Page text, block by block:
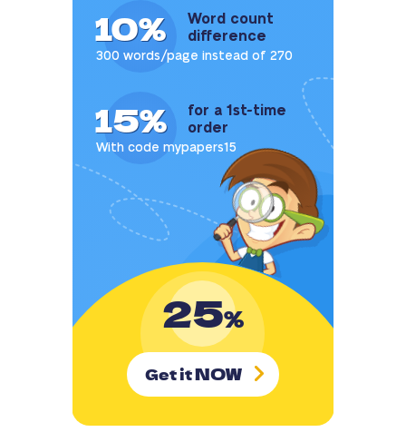
10%
Word count
difference
300 words/page instead of 270
15%
for a 1st-time
order
With code mypapers15
25%
Get itNOW